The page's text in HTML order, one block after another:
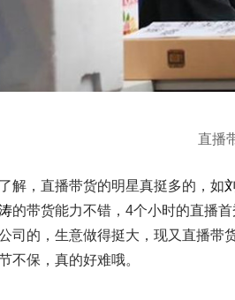
直播
解，直播带货的明星真挺多的，如
的带货能力不错，4个小时的直播
司的，生意做得挺大，现又直播带
不保，真的好难哦。